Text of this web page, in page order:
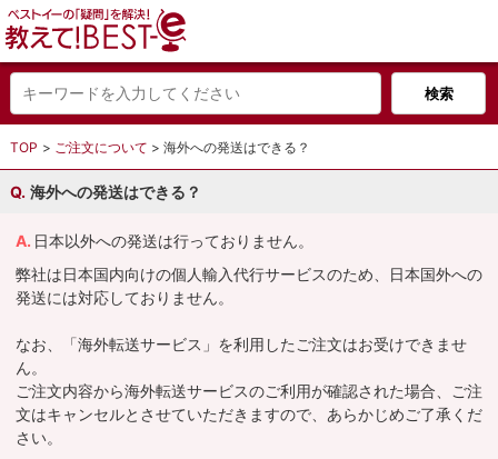
TOP ご注文について 海外への発送はできる？
海外への発送はできる？
日本以外への発送は行っておりません。
弊社は日本国内向けの個人輸入代行サービスのため、日本国外への
発送には対応しておりません。
なお、「海外転送サービス」を利用したご注文はお受けできませ
ん。
ご注文内容から海外転送サービスのご利用が確認された場合、ご注
文はキャンセルとさせていただきますので、あらかじめご了承くだ
さい。